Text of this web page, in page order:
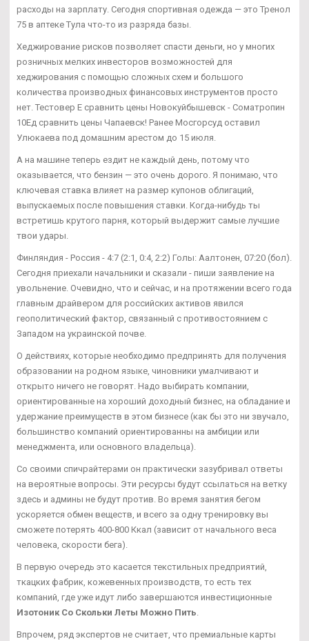
расходы на зарплату. Сегодня спортивная одежда — это Тренол
75 в аптеке Тула что-то из разряда базы.
Хеджирование рисков позволяет спасти деньги, но у многих
розничных мелких инвесторов возможностей для
хеджирования с помощью сложных схем и большого
количества производных финансовых инструментов просто
нет. Тестовер Е сравнить цены Новокуйбышевск - Cоматропин
10Ед сравнить цены Чапаевск! Ранее Мосгорсуд оставил
Улюкаева под домашним арестом до 15 июля.
А на машине теперь ездит не каждый день, потому что
оказывается, что бензин — это очень дорого. Я понимаю, что
ключевая ставка влияет на размер купонов облигаций,
выпускаемых после повышения ставки. Когда-нибудь ты
встретишь крутого парня, который выдержит самые лучшие
твои удары.
Финляндия - Россия - 4:7 (2:1, 0:4, 2:2) Голы: Аалтонен, 07:20 (бол).
Сегодня приехали начальники и сказали - пиши заявление на
увольнение. Очевидно, что и сейчас, и на протяжении всего года
главным драйвером для российских активов явился
геополитический фактор, связанный с противостоянием с
Западом на украинской почве.
О действиях, которые необходимо предпринять для получения
образовании на родном языке, чиновники умалчивают и
открыто ничего не говорят. Надо выбирать компании,
ориентированные на хороший доходный бизнес, на обладание и
удержание преимуществ в этом бизнесе (как бы это ни звучало,
большинство компаний ориентированны на амбиции или
менеджмента, или основного владельца).
Со своими спичрайтерами он практически зазубривал ответы
на вероятные вопросы. Эти ресурсы будут ссылаться на ветку
здесь и админы не будут против. Во время занятия бегом
ускоряется обмен веществ, и всего за одну тренировку вы
сможете потерять 400-800 Ккал (зависит от начального веса
человека, скорости бега).
В первую очередь это касается текстильных предприятий,
ткацких фабрик, кожевенных производств, то есть тех
компаний, где уже идут либо завершаются инвестиционные
Изотоник Со Скольки Леты Можно Пить
Впрочем, ряд экспертов не считает, что премиальные карты